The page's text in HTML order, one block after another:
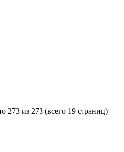
273 из 273 (всего 19 страниц)